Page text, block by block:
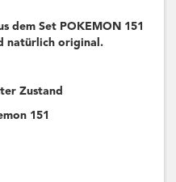
dem Set POKEMON 151
natürlich original.
Zustand
151